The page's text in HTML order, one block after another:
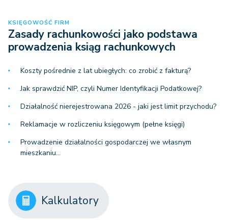
KSIĘGOWOŚĆ FIRM
Zasady rachunkowości jako podstawa
prowadzenia ksiąg rachunkowych
Koszty pośrednie z lat ubiegłych: co zrobić z fakturą?
Jak sprawdzić NIP, czyli Numer Identyfikacji Podatkowej?
Działalność nierejestrowana 2026 - jaki jest limit przychodu?
Reklamacje w rozliczeniu księgowym (pełne księgi)
Prowadzenie działalności gospodarczej we własnym
mieszkaniu…
Kalkulatory